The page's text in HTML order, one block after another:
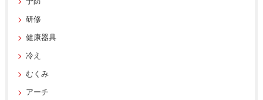
研修
健康器具
冷え
むくみ
アーチ